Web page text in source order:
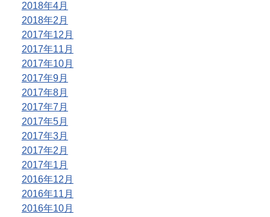
2018年4月
2018年2月
2017年12月
2017年11月
2017年10月
2017年9月
2017年8月
2017年7月
2017年5月
2017年3月
2017年2月
2017年1月
2016年12月
2016年11月
2016年10月